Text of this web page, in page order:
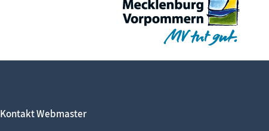
Kontakt Webmaster